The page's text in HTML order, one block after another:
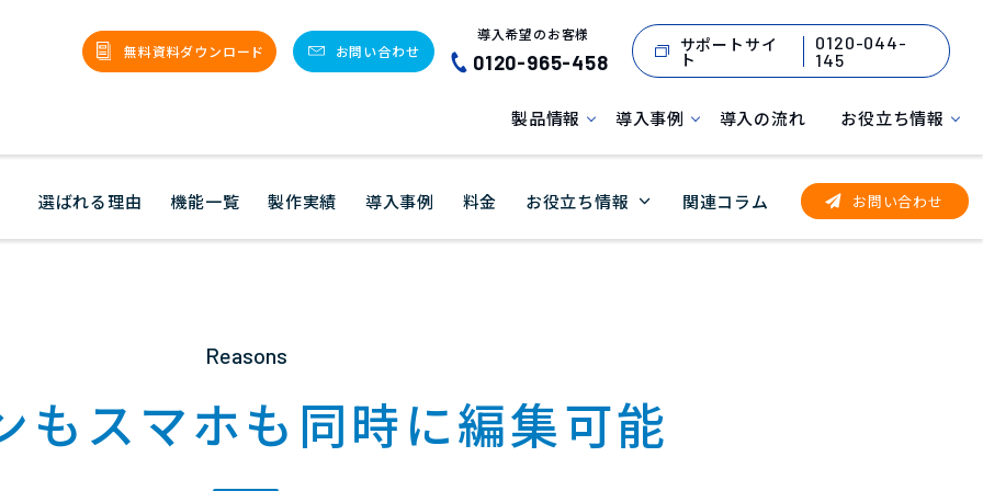
無料資料ダウンロード お問い合わせ
導入希望のお客様
0120-965-458
サポートサイ
ト
0120-044-
145
製品情報 導入事例 導入の流れ お役立ち情報
選ばれる理由 機能一覧 製作実績 導入事例 料金 お役立ち情報 関連コラム お問い合わせ
Reasons
もスマホも同時に編集可能